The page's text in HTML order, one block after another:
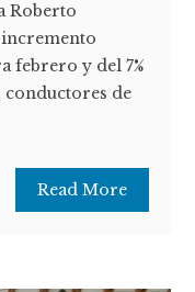
Roberto
febrero y del 7%
conductores de
Read More